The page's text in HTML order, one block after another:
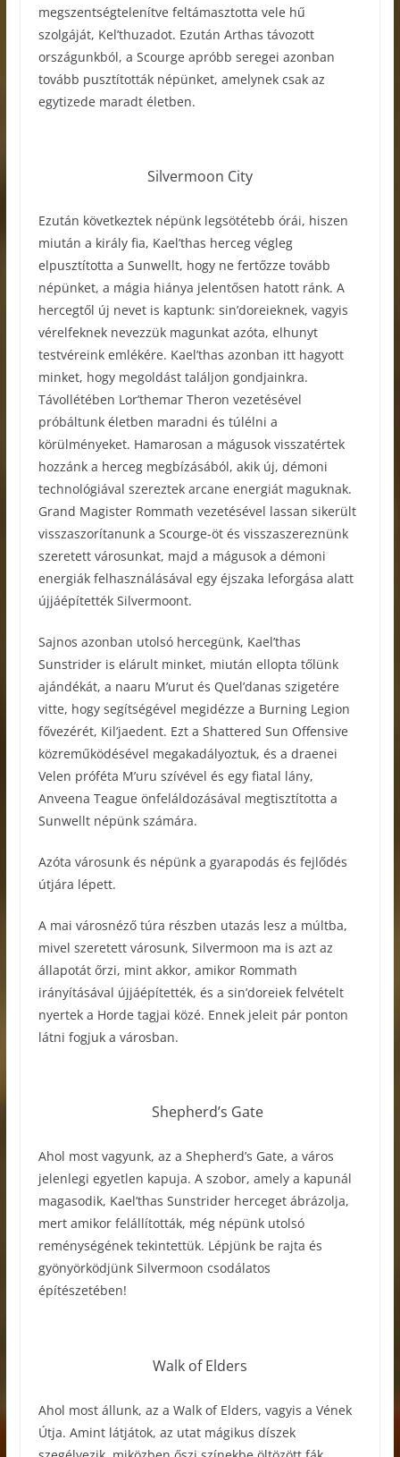
megszentségtelenítve feltámasztotta vele hű
szolgáját, Kel’thuzadot. Ezután Arthas távozott
országunkból, a Scourge apróbb seregei azonban
tovább pusztították népünket, amelynek csak az
egytizede maradt életben.
Silvermoon City
Ezután következtek népünk legsötétebb órái, hiszen
miután a király fia, Kael’thas herceg végleg
elpusztította a Sunwellt, hogy ne fertőzze tovább
népünket, a mágia hiánya jelentősen hatott ránk. A
hercegtől új nevet is kaptunk: sin’doreieknek, vagyis
vérelfeknek nevezzük magunkat azóta, elhunyt
testvéreink emlékére. Kael’thas azonban itt hagyott
minket, hogy megoldást találjon gondjainkra.
Távollétében Lor’themar Theron vezetésével
próbáltunk életben maradni és túlélni a
körülményeket. Hamarosan a mágusok visszatértek
hozzánk a herceg megbízásából, akik új, démoni
technológiával szereztek arcane energiát maguknak.
Grand Magister Rommath vezetésével lassan sikerült
visszaszorítanunk a Scourge-öt és visszaszereznünk
szeretett városunkat, majd a mágusok a démoni
energiák felhasználásával egy éjszaka leforgása alatt
újjáépítették Silvermoont.
Sajnos azonban utolsó hercegünk, Kael’thas
Sunstrider is elárult minket, miután ellopta tőlünk
ajándékát, a naaru M’urut és Quel’danas szigetére
vitte, hogy segítségével megidézze a Burning Legion
fővezérét, Kil’jaedent. Ezt a Shattered Sun Offensive
közreműködésével megakadályoztuk, és a draenei
Velen próféta M’uru szívével és egy fiatal lány,
Anveena Teague önfeláldozásával megtisztította a
Sunwellt népünk számára.
Azóta városunk és népünk a gyarapodás és fejlődés
útjára lépett.
A mai városnéző túra részben utazás lesz a múltba,
mivel szeretett városunk, Silvermoon ma is azt az
állapotát őrzi, mint akkor, amikor Rommath
irányításával újjáépítették, és a sin’doreiek felvételt
nyertek a Horde tagjai közé. Ennek jeleit pár ponton
látni fogjuk a városban.
Shepherd’s Gate
Ahol most vagyunk, az a Shepherd’s Gate, a város
jelenlegi egyetlen kapuja. A szobor, amely a kapunál
magasodik, Kael’thas Sunstrider herceget ábrázolja,
mert amikor felállították, még népünk utolsó
reménységének tekintettük. Lépjünk be rajta és
gyönyörködjünk Silvermoon csodálatos
építészetében!
Walk of Elders
Ahol most állunk, az a Walk of Elders, vagyis a Vének
Útja. Amint látjátok, az utat mágikus díszek